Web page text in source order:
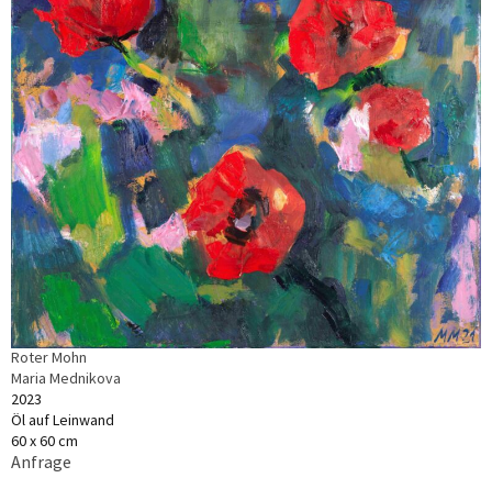
Roter Mohn
Maria Mednikova
2023
Öl auf Leinwand
60 x 60 cm
Anfrage